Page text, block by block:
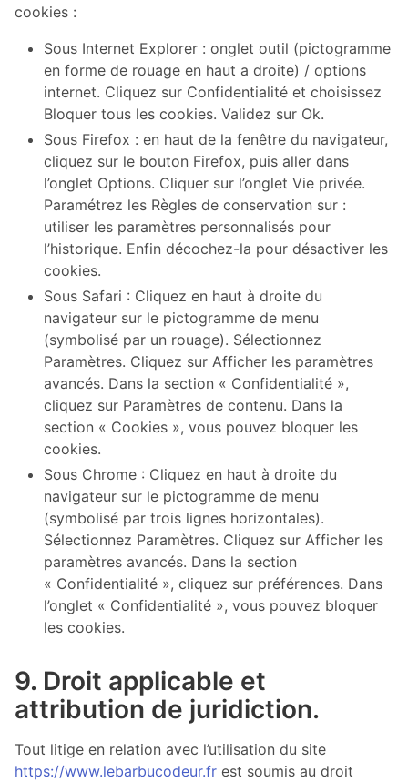
cookies :
Sous Internet Explorer : onglet outil (pictogramme
en forme de rouage en haut a droite) / options
internet. Cliquez sur Confidentialité et choisissez
Bloquer tous les cookies. Validez sur Ok.
Sous Firefox : en haut de la fenêtre du navigateur,
cliquez sur le bouton Firefox, puis aller dans
l’onglet Options. Cliquer sur l’onglet Vie privée.
Paramétrez les Règles de conservation sur :
utiliser les paramètres personnalisés pour
l’historique. Enfin décochez-la pour désactiver les
cookies.
Sous Safari : Cliquez en haut à droite du
navigateur sur le pictogramme de menu
(symbolisé par un rouage). Sélectionnez
Paramètres. Cliquez sur Afficher les paramètres
avancés. Dans la section « Confidentialité »,
cliquez sur Paramètres de contenu. Dans la
section « Cookies », vous pouvez bloquer les
cookies.
Sous Chrome : Cliquez en haut à droite du
navigateur sur le pictogramme de menu
(symbolisé par trois lignes horizontales).
Sélectionnez Paramètres. Cliquez sur Afficher les
paramètres avancés. Dans la section
« Confidentialité », cliquez sur préférences. Dans
l’onglet « Confidentialité », vous pouvez bloquer
les cookies.
9. Droit applicable et
attribution de juridiction.
Tout litige en relation avec l’utilisation du site
https://www.lebarbucodeur.fr est soumis au droit